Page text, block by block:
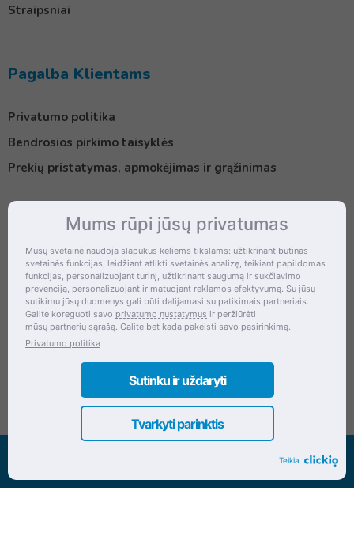
Straipsniai
Pagalba Klientams
Privatumo politika
Bendrosios pirkimo taisyklės
Prekių pristatymas, apmokėjimas ir grąžinimas
Kontaktai
Šventupės g. 28, Kaunas, Lietuva
+370 (672) 27 650
info@dokrinesa.lt
MB PETHOMEPEOPLE
Įmonės kodas: 305695822
Visos teisės saugomos www.dokrinesa.lt
Mums rūpi jūsų privatumas
Mūsų svetainė naudoja slapukus keliems tikslams: užtikrinant būtinas
svetainės funkcijas, leidžiant atlikti svetainės analizę, teikiant papildomas
funkcijas, personalizuojant turinį, užtikrinant saugumą ir sukčiavimo
prevenciją, personalizuojant ir matuojant reklamos efektyvumą. Su jūsų
sutikimu jūsų duomenys gali būti dalijamasi su patikimais partneriais.
Galite koreguoti savo privatumo nustatymus ir peržiūrėti
mūsų partnerių sąrašą. Galite bet kada pakeisti savo pasirinkimą.
Privatumo politika
Tvarkyti parinktis
Sutinku ir uždaryti
Teikia